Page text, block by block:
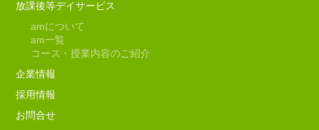
放課後等デイサービス
amについて
am一覧
コース・授業内容のご紹介
企業情報
採用情報
お問合せ